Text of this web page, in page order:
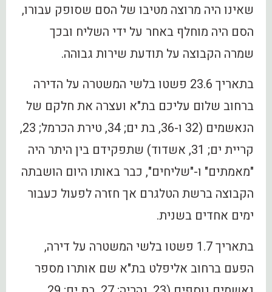
שאינו היה מרוצה מטיבו של הסם שסופק עבורו,
הסם היה מוחלף באחר על ידי השליח ובכך
שמרה הקבוצה על תודעת שירות גבוהה.
בתאריך 23.6 פשטו בלשי המשטרה על הדירה
ברחוב שלום עליכם בת"א ועצרה את חלקם של
הנאשמים (32 ו-36, בת ים; 34, טירת הכרמל; 23,
קריית ים; 31, אשדוד) שתפקידם בין היתר היה
"מאמתים" ו-"שליחים", כבר באותו היום הושבתה
הקבוצה ברשת הטלגרם אך חזרה לפעול כעבור
ימים אחדים בשנית.
בתאריך 1.7 פשטו בלשי המשטרה על דירה,
הפעם ברחוב אליפלט בת"א שם אותרו מספר